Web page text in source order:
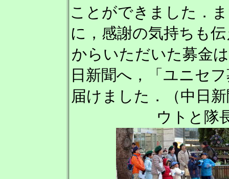
ことができました．
に，感謝の気持ちも
からいただいた募金
日新聞へ，「ユニセ
届けました．（中日
ウトと隊